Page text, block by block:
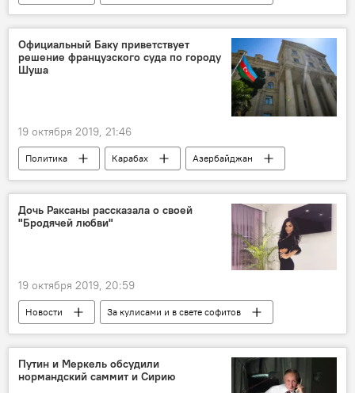
Культура
ЖИЗНЬ
Азербайджан
Россия
Официальный Баку приветствует
решение французского суда по городу
Шуша
19 октября 2019, 21:46
Политика Карабах
Азербайджан
Новости
Дочь Раксаны рассказала о своей
"Бродячей любви"
19 октября 2019, 20:59
Новости
За кулисами и в свете софитов
Культура
ЖИЗНЬ
Азербайджан
песня
рэпер
Путин и Меркель обсудили
нормандский саммит и Сирию